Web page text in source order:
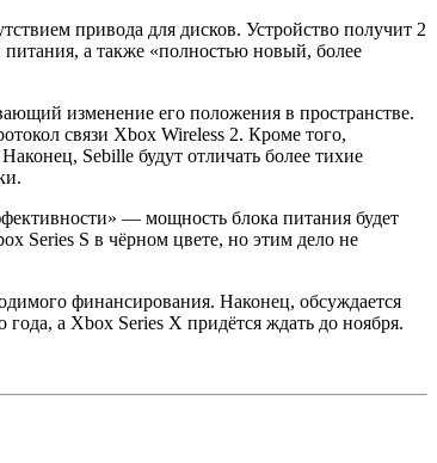
привода для дисков. Устройство получит 2
а также «полностью новый, более
изменение его положения в пространстве.
связи Xbox Wireless 2. Кроме того,
Sebille будут отличать более тихие
— мощность блока питания будет
Series S в чёрном цвете, но этим дело не
финансирования. Наконец, обсуждается
а Xbox Series X придётся ждать до ноября.